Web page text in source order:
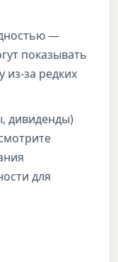
—
показывать
из-за редких
дивиденды)
для